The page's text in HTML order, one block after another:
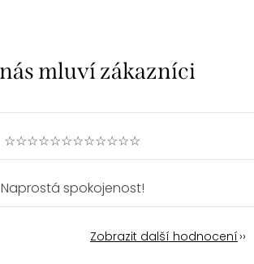
☆☆☆☆☆☆☆☆☆☆☆☆
Naprostá spokojenost!
Zobrazit další hodnocení